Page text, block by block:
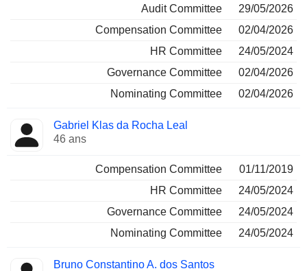
Audit Committee
29/05/2026
Compensation Committee
02/04/2026
HR Committee
24/05/2024
Governance Committee
02/04/2026
Nominating Committee
02/04/2026
Gabriel Klas da Rocha Leal
46 ans
Compensation Committee
01/11/2019
HR Committee
24/05/2024
Governance Committee
24/05/2024
Nominating Committee
24/05/2024
Bruno Constantino A. dos Santos